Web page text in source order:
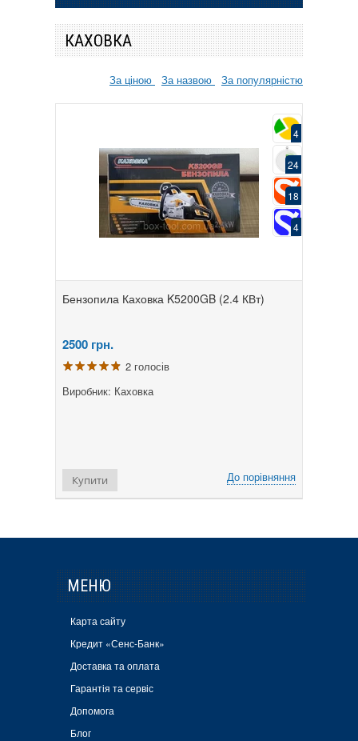
КАХОВКА
За ціною За назвою За популярністю
4
24
18
4
Бензопила Каховка K5200GB (2.4 КВт)
2500 грн.
2 голосів
Виробник: Каховка
До порівняння
Купити
МЕНЮ
Карта сайту
Кредит «Сенс-Банк»
Доставка та оплата
Гарантія та сервіс
Допомога
Блог